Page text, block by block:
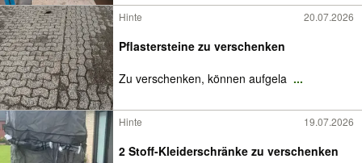
Hinte 20.07.2026
Pflastersteine zu verschenken
Zu verschenken, können aufgela ...
Hinte 19.07.2026
2 Stoff-Kleiderschränke zu verschenken